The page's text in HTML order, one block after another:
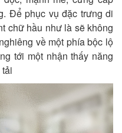
Để phục vụ đặc trưng di
chữ hầu như là sẽ không
về một phía bộc lộ
tới một nhận thấy năng